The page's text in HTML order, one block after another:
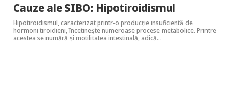
Cauze ale SIBO: Hipotiroidismul
Hipotiroidismul, caracterizat printr-o producție insuficientă de
hormoni tiroidieni, încetinește numeroase procese metabolice. Printre
acestea se numără și motilitatea intestinală, adică…